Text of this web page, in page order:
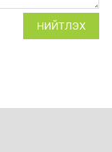
НИЙТЛЭХ